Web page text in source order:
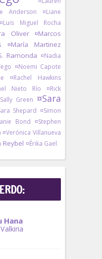
Anderson
¤Liane
¤Luis Miguel Rocha
Oliver
¤Marcos
¤María Martinez
Ramonda ¤Nadia
¤Noemi Capote
¤Rachel Hawkins
Nieto Río
¤Rick
Green ¤Sara
Shepard ¤Simon
Bond ¤Stephen
¤Verónica Villanueva
Reybel ¤Érika Gael
Hana